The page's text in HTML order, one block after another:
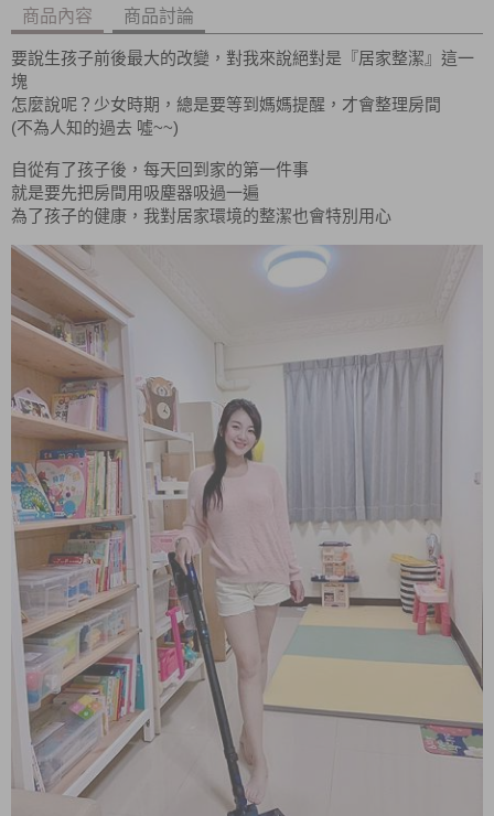
商品內容 商品討論
要說生孩子前後最大的改變，對我來說絕對是『居家整潔』這一
塊
怎麼說呢？少女時期，總是要等到媽媽提醒，才會整理房間
(不為人知的過去 噓~~)
自從有了孩子後，每天回到家的第一件事
就是要先把房間用吸塵器吸過一遍
為了孩子的健康，我對居家環境的整潔也會特別用心